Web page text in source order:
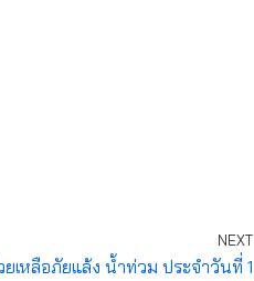
NEXT
เหลือภัยแล้ง น้ำท่วม ประจำวันที่ 1